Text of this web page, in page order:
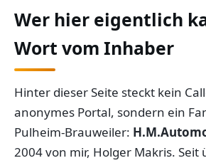
Wer hier eigentlich
Wort vom Inhaber
Hinter dieser Seite steckt kein
anonymes Portal, sondern ein
Pulheim-Brauweiler:
2004 von mir, Holger Makris. Seit